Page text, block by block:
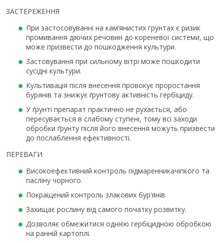
ЗАСТЕРЕЖЕННЯ
При застосовуванні на кам’янистих грунтах є ризик
промивання діючих речовин до кореневої системи, що
може призвести до пошкодження культури.
Застовування при сильному вітрі може пошкодити
сусідні культури.
Культивація після внесення провокує проростання
бурянів та знижує ґрунтову активність гербіциду.
У ґрунті препарат практично не рухається, або
пересувається в слабому ступені, тому всі заходи
обробки ґрунту після його внесення можуть призвести
до послаблення ефективності.
ПЕРЕВАГИ
Високоефективний контроль підмаренникачіпкого та
пасліну чорного.
Покращений контроль злакових бур’янів.
Захищає рослину від самого початку розвитку.
Дозволяє обмежитися однією гербіцидною обробкою
на ранній картоплі.